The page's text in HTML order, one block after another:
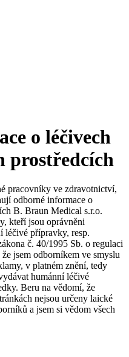
krve
infekcí
dialyzační péči ve všech
Více informací se
středisek.
​v B. Braun. Vyhledejte náš trh
newsletteru
o léčivech
prostředcích
pracovníky ve zdravotnictví,
odborné informace o
B. Braun Medical s.r.o.
kteří jsou oprávněni
léčivé přípravky, resp.
č. 40/1995 Sb. o regulaci
jsem odborníkem ve smyslu
v platném znění, tedy
humánní léčivé
Beru na vědomí, že
nejsou určeny laické
a jsem si vědom všech